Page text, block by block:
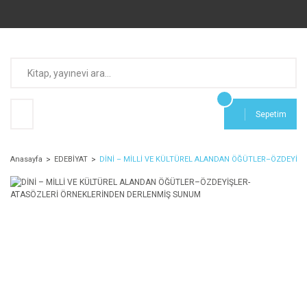
Sepetim
Anasayfa EDEBİYAT DİNİ – MİLLİ VE KÜLTÜREL ALANDAN